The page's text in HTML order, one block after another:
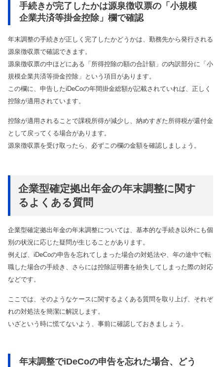
手続きが完了したかは源泉徴収票の「小規模
企業共済等掛金控除」欄で確認
年末調整の手続きが正しく完了したかどうかは、勤務先から発行される
源泉徴収票で確認できます。
源泉徴収票の中ほどにある「所得控除の額の合計額」の内訳部分に「小
規模企業共済等掛金控除」という項目があります。
この欄に、申告したiDeCoの年間掛金総額が記載されていれば、正しく
控除が適用されています。
控除が適用されることで課税所得が減少し、納めすぎた所得税が還付金
として戻ってくる場合があります。
源泉徴収票を受け取ったら、必ずこの欄の金額を確認しましょう。
企業型確定拠出年金の年末調整に関す
るよくある質問
企業型確定拠出年金の年末調整については、基本的な手続き以外にも個
別の状況に応じた疑問が生じることがあります。
例えば、iDeCoの申告を忘れてしまった場合の対処法や、年の途中で転
職した場合の手続き、さらには控除証明書を紛失してしまった際の対応
などです。
ここでは、そのようなケースに関するよくある質問を取り上げ、それぞ
れの対処法を簡潔に解説します。
いざという時に慌てないよう、事前に確認しておきましょう。
年末調整でiDeCoの申告を忘れた場合、どう